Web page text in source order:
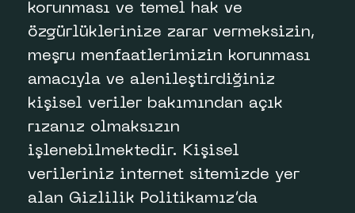
korunması ve temel hak ve
özgürlüklerinize zarar vermeksizin,
meşru menfaatlerimizin korunması
amacıyla ve alenileştirdiğiniz
kişisel veriler bakımından açık
rızanız olmaksızın
işlenebilmektedir. Kişisel
verileriniz internet sitemizde yer
alan Gizlilik Politikamız’da